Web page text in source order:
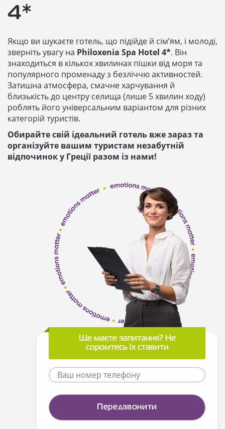
4*
Якщо ви шукаєте готель, що підійде й сім’ям, і молоді,
зверніть увагу на Philoxenia Spa Hotel 4*. Він
знаходиться в кількох хвилинах пішки від моря та
популярного променаду з безліччю активностей.
Затишна атмосфера, смачне харчування й
близькість до центру селища (лише 5 хвилин ходу)
роблять його універсальним варіантом для різних
категорій туристів.
Обирайте свій ідеальний готель вже зараз та
організуйте вашим туристам незабутній
відпочинок у Греції разом із нами!
Ще маєте запитання? Не
соромтесь їх ставити